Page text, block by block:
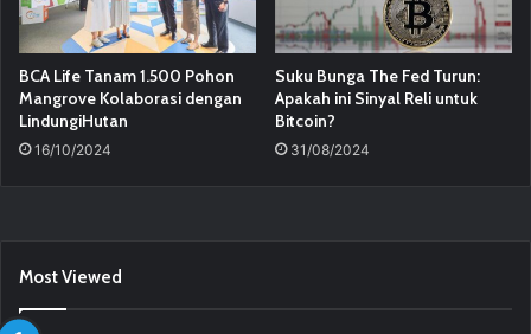
BCA Life Tanam 1.500 Pohon
Mangrove Kolaborasi dengan
LindungiHutan
16/10/2024
Suku Bunga The Fed Turun:
Apakah ini Sinyal Reli untuk
Bitcoin?
31/08/2024
Most Viewed